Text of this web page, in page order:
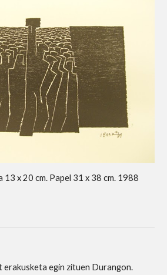
13 x 20 cm. Papel 31 x 38 cm. 1988
erakusketa egin zituen Durangon.